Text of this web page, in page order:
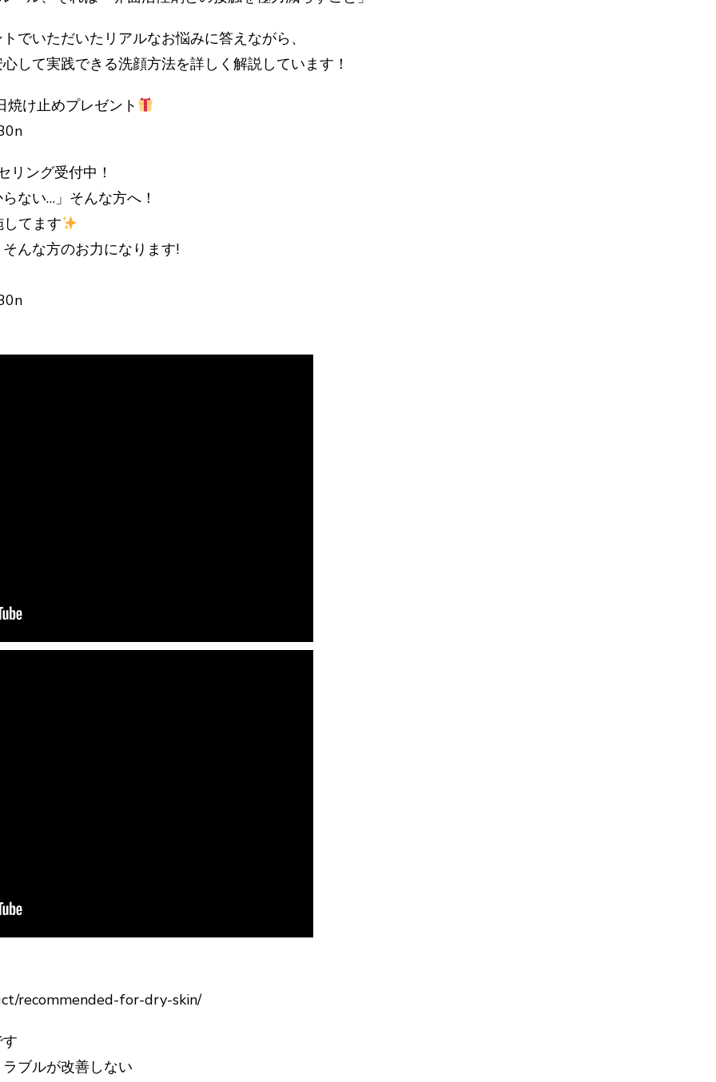
でいただいたリアルなお悩みに答えながら、
して実践できる洗顔方法を詳しく解説しています！
け止めプレゼント
リング受付中！
ない…」そんな方へ！
てます
んな方のお力になります!
recommended-for-dry-skin/
ブルが改善しない